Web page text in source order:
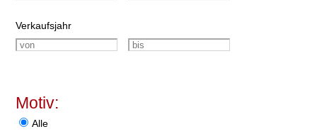
Verkaufsjahr
Motiv:
Alle